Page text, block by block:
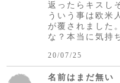
返ったらキスし
ういう事は欧米
が覆されました
な？本当に気持
20/07/25
名前はまだ無い